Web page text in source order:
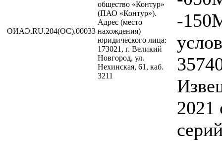
ОИАЭ.RU.204(ОС).00033
общество «Контур»
(ПАО «Контур»).
Адрес (место
нахождения)
юридического лица:
173021, г. Великий
Новгород, ул.
Нехинская, 61, каб.
3211
-
2021